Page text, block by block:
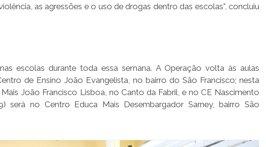
as agressões e o uso de drogas dentro das escolas”, concluiu
escolas durante toda essa semana. A Operação volta às aulas
de Ensino João Evangelista, no bairro do São Francisco; nesta
João Francisco Lisboa, no Canto da Fabril, e no CE Nascimento
será no Centro Educa Mais Desembargador Sarney, bairro São